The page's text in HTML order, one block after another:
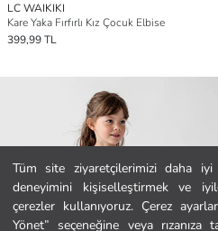
Tüm site ziyaretçilerimizi daha iyi
deneyimini kişiselleştirmek ve
çerezler kullanıyoruz. Çerez
Yönet” seçeneğine veya rızanıza
Ana
LC WAIKIKI
Kare Yaka Fırfırlı Kız Çocuk Elbise
399,99 TL